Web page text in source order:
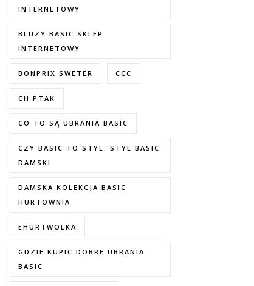
INTERNETOWY
BLUZY BASIC SKLEP
INTERNETOWY
BONPRIX SWETER CCC
CH PTAK
CO TO SĄ UBRANIA BASIC
CZY BASIC TO STYL. STYL BASIC
DAMSKI
DAMSKA KOLEKCJA BASIC
HURTOWNIA
EHURTWOLKA
GDZIE KUPIC DOBRE UBRANIA
BASIC